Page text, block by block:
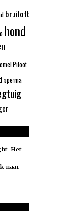
bruiloft
hond
Piloot
sperma
Het
naar